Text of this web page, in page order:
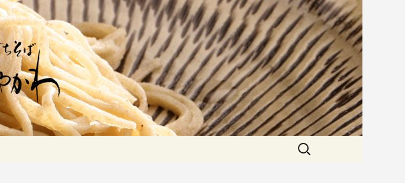
みやかわ」のブログ
かわ」では自家製粉にこだわった一日十食限定の十
節の食材を使用した天婦羅メニューなど新着情報は
検